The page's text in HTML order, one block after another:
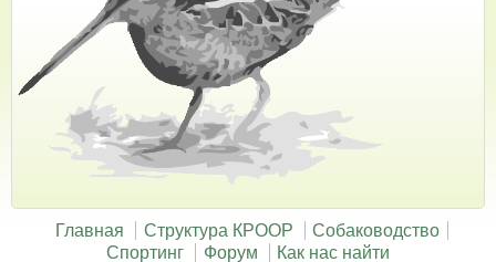
Главная Структура КРООР
Собаководство
Спортинг
Форум Как нас найти